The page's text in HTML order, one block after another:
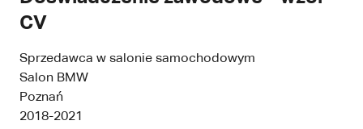
CV
Sprzedawca w salonie samochodowym
Salon BMW
Poznań
2018-2021